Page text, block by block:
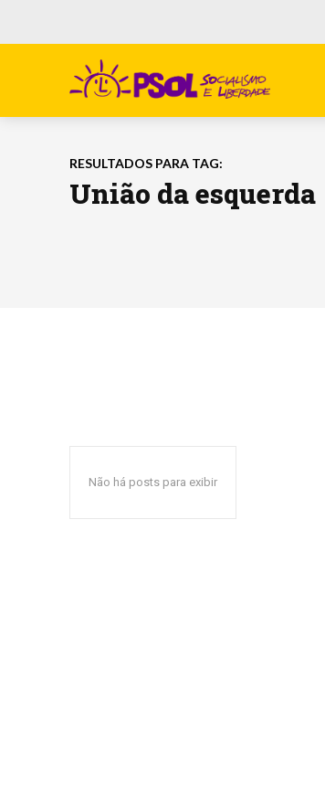
RESULTADOS PARA TAG:
União da esquerda
Não há posts para exibir